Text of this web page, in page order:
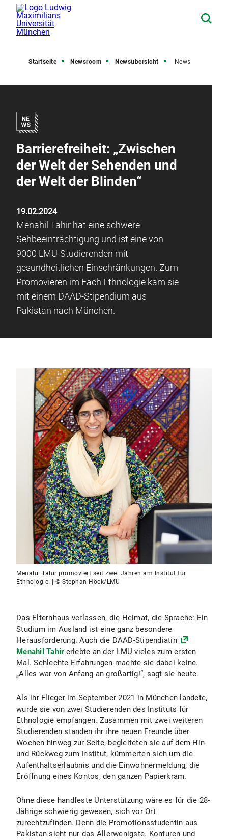
Startseite Newsroom Newsübersicht News
Barrierefreiheit: „Zwischen
der Welt der Sehenden und
der Welt der Blinden“
19.02.2024
Menahil Tahir hat eine schwere
Sehbeeinträchtigung und ist eine von
9000 LMU-Studierenden mit
gesundheitlichen Einschränkungen. Zum
Promovieren im Fach Ethnologie kam sie
mit einem DAAD-Stipendium aus
Pakistan nach München.
Menahil Tahir promoviert seit zwei Jahren am Institut für
Ethnologie. | © Stephan Höck/LMU
Das Elternhaus verlassen, die Heimat, die Sprache: Ein
Studium im Ausland ist eine ganz besondere
Herausforderung. Auch die DAAD-Stipendiatin
Menahil Tahirerlebte an der LMU vieles zum ersten
Mal. Schlechte Erfahrungen machte sie dabei keine.
„Alles war von Anfang an großartig!“, sagt sie heute.
Als ihr Flieger im September 2021 in München landete,
wurde sie von zwei Studierenden des Instituts für
Ethnologie empfangen. Zusammen mit zwei weiteren
Studierenden standen ihr ihre neuen Freunde über
Wochen hinweg zur Seite, begleiteten sie auf dem Hin-
und Rückweg zum Institut, kümmerten sich um die
Aufenthaltserlaubnis und die Einwohnermeldung, die
Eröffnung eines Kontos, den ganzen Papierkram.
Ohne diese handfeste Unterstützung wäre es für die 28-
Jährige schwierig gewesen, sich vor Ort
zurechtzufinden. Denn die Promotionsstudentin aus
Pakistan sieht nur das Allerwenigste. Konturen und